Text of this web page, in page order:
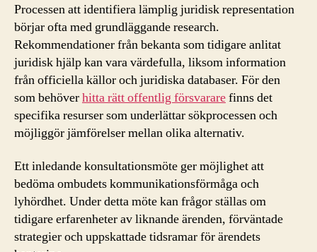
Processen att identifiera lämplig juridisk representation
börjar ofta med grundläggande research.
Rekommendationer från bekanta som tidigare anlitat
juridisk hjälp kan vara värdefulla, liksom information
från officiella källor och juridiska databaser. För den
som behöverhitta rätt offentlig försvararefinns det
specifika resurser som underlättar sökprocessen och
möjliggör jämförelser mellan olika alternativ.
Ett inledande konsultationsmöte ger möjlighet att
bedöma ombudets kommunikationsförmåga och
lyhördhet. Under detta möte kan frågor ställas om
tidigare erfarenheter av liknande ärenden, förväntade
strategier och uppskattade tidsramar för ärendets